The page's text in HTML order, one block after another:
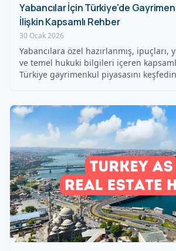
Yabancılar İçin Türkiye'de
İlişkin Kapsamlı Rehber
30 Ocak 2026
Yabancılara özel hazırlanmış, ipuçları,
ve temel hukuki bilgileri içeren
Türkiye gayrimenkul piyasasını